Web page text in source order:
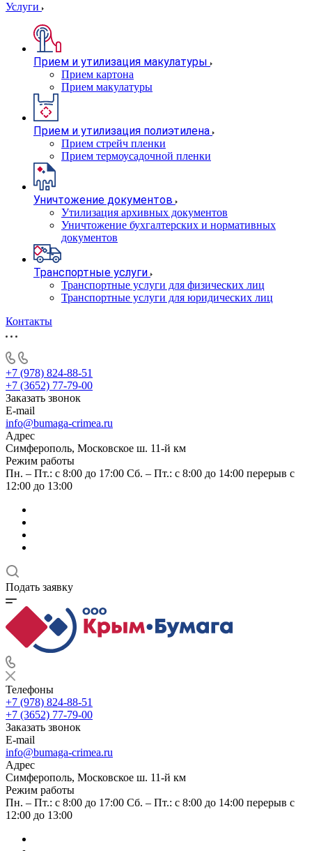
Услуги
Прием и утилизация макулатуры
Прием картона
Прием макулатуры
Прием и утилизация полиэтилена
Прием стрейч пленки
Прием термоусадочной пленки
Уничтожение документов
Утилизация архивных документов
Уничтожение бухгалтерских и нормативных
документов
Транспортные услуги
Транспортные услуги для физических лиц
Транспортные услуги для юридических лиц
Контакты
+7 (978) 824-88-51
+7 (3652) 77-79-00
Заказать звонок
E-mail
info@bumaga-crimea.ru
Адрес
Симферополь, Московское ш. 11-й км
Режим работы
Пн. – Пт.: с 8:00 до 17:00 Сб. – Пт.: с 8:00 до 14:00 перерыв с
12:00 до 13:00
Подать заявку
Телефоны
+7 (978) 824-88-51
+7 (3652) 77-79-00
Заказать звонок
E-mail
info@bumaga-crimea.ru
Адрес
Симферополь, Московское ш. 11-й км
Режим работы
Пн. – Пт.: с 8:00 до 17:00 Сб. – Пт.: с 8:00 до 14:00 перерыв с
12:00 до 13:00